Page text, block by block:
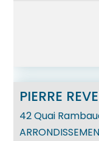
PIERRE
42 Quai